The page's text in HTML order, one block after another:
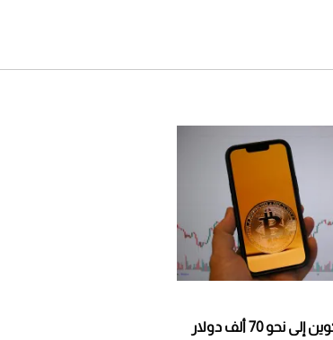
تراجع سعر البيتكوين إلى نحو 70 ألف دولار